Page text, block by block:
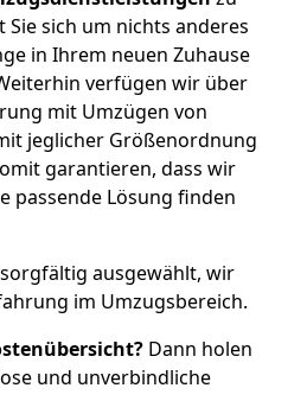
sich um nichts anderes
in Ihrem neuen Zuhause
verfügen wir über
mit Umzügen von
jeglicher Größenordnung
garantieren, dass wir
passende Lösung finden
ausgewählt, wir
im Umzugsbereich.
Dann holen
und unverbindliche